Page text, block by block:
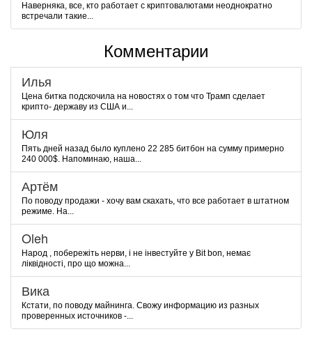
Наверняка, все, кто работает с криптовалютами неоднократно
встречали такие...
Комментарии
Илья
Цена битка подскочила на новостях о том что Трамп сделает
крипто- державу из США и...
Юля
Пять дней назад было куплено 22 285 битбон на сумму примерно
240 000$. Напоминаю, наша...
Артём
По поводу продажи - хочу вам скахать, что все работает в штатном
режиме. На...
Oleh
Народ , побережіть нерви, і не інвестуйте у Bit bon, немає
ліквідності, про що можна...
Вика
Кстати, по поводу майнинга. Свожу информацию из разных
проверенных источников -...